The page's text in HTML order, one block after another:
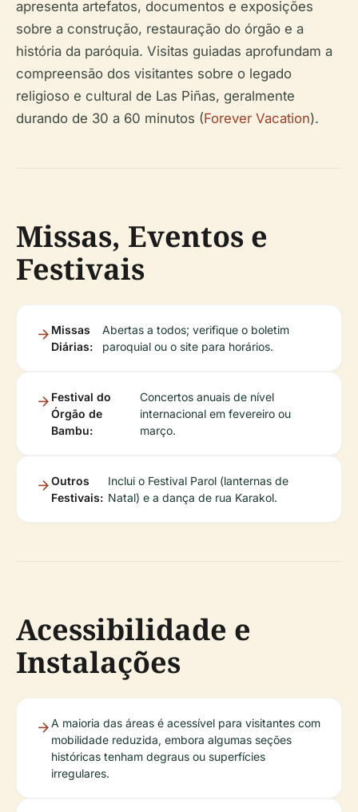
apresenta artefatos, documentos e exposições
sobre a construção, restauração do órgão e a
história da paróquia. Visitas guiadas aprofundam a
compreensão dos visitantes sobre o legado
religioso e cultural de Las Piñas, geralmente
durando de 30 a 60 minutos (Forever Vacation).
Missas, Eventos e
Festivais
Missas
Diárias:
Abertas a todos; verifique o boletim
paroquial ou o site para horários.
Festival do
Órgão de
Bambu:
Concertos anuais de nível
internacional em fevereiro ou
março.
Outros
Festivais:
Inclui o Festival Parol (lanternas de
Natal) e a dança de rua Karakol.
Acessibilidade e
Instalações
A maioria das áreas é acessível para visitantes com
mobilidade reduzida, embora algumas seções
históricas tenham degraus ou superfícies
irregulares.